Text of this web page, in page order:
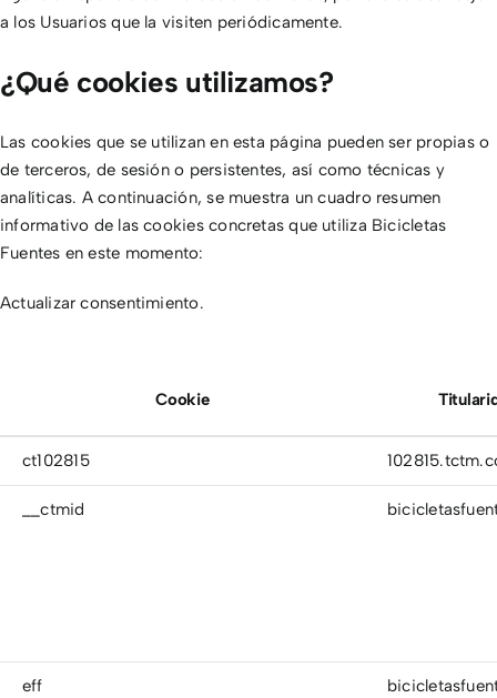
a los Usuarios que la visiten periódicamente.
¿Qué cookies utilizamos?
Las cookies que se utilizan en esta página pueden ser propias o
de terceros, de sesión o persistentes, así como técnicas y
analíticas. A continuación, se muestra un cuadro resumen
informativo de las cookies concretas que utiliza Bicicletas
Fuentes en este momento:
Actualizar consentimiento.
Cookie
ct102815
__ctmid
eff